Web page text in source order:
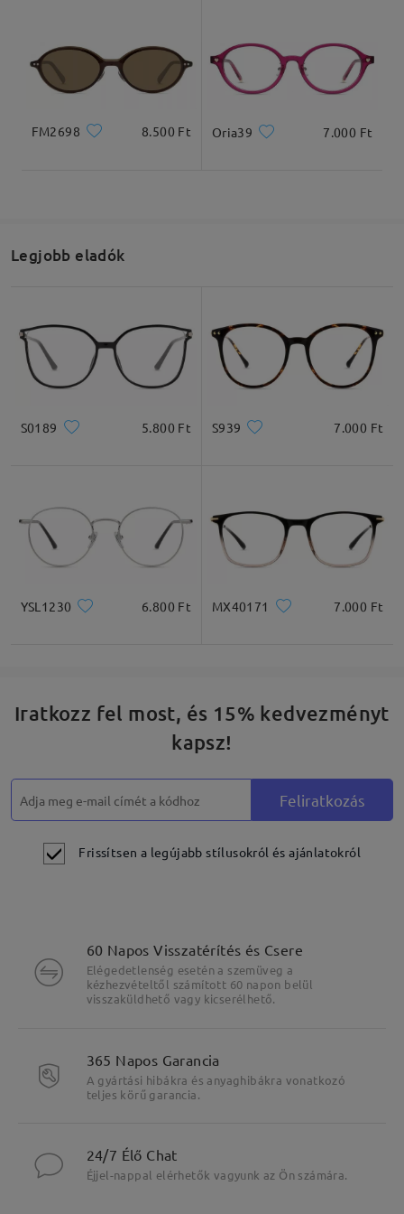
FM2698 8.500 Ft Oria39 7.000 Ft
Legjobb eladók
S0189 5.800 Ft S939 7.000 Ft
YSL1230 6.800 Ft MX40171 7.000 Ft
Iratkozz fel most, és 15% kedvezményt
kapsz!
Feliratkozás
Frissítsen a legújabb stílusokról és ajánlatokról
60 Napos Visszatérítés és Csere
Elégedetlenség esetén a szemüveg a
kézhezvételtől számított 60 napon belül
visszaküldhető vagy kicserélhető.
365 Napos Garancia
A gyártási hibákra és anyaghibákra vonatkozó
teljes körű garancia.
24/7 Élő Chat
Éjjel-nappal elérhetők vagyunk az Ön számára.